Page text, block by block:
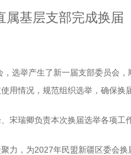
属基层支部完成换届
选举产生了新一届支部委员会，
情况，规范组织选举，确保换
宋瑞卿负责本次换届选举各项
力，为2027年民盟新疆区委会换